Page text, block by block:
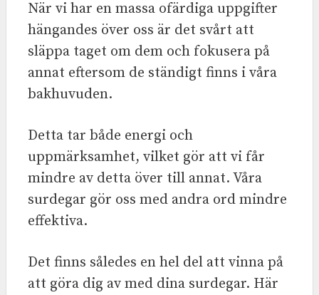
När vi har en massa ofärdiga uppgifter
hängandes över oss är det svårt att
släppa taget om dem och fokusera på
annat eftersom de ständigt finns i våra
bakhuvuden.
Detta tar både energi och
uppmärksamhet, vilket gör att vi får
mindre av detta över till annat. Våra
surdegar gör oss med andra ord mindre
effektiva.
Det finns således en hel del att vinna på
att göra dig av med dina surdegar. Här